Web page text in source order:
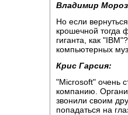
Владимир
Но если
крошечной тогда
гиганта, как
компьютерных
Крис Гарсия:
"Microsoft" очень
компанию.
звонили своим
попадаться на